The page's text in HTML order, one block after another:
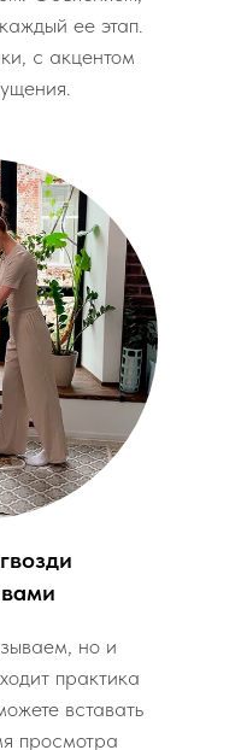
ее этап.
с акцентом
но и
практика
вставать
просмотра